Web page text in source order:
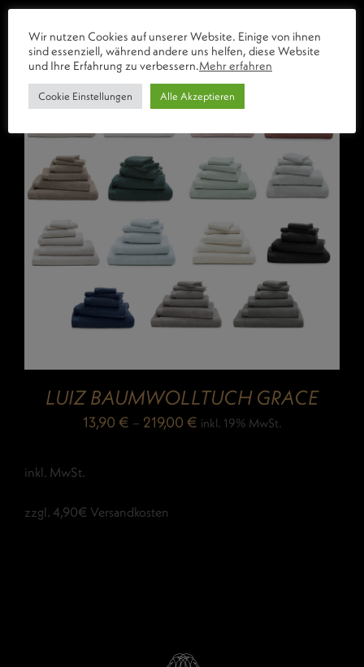
LUIZ BAUMWOLLTUCH GRACE
13,90 € – 219,00 € inkl. 19% MwSt.
inkl. MwSt.
zzgl. 4,90€ Versandkosten
Wir nutzen Cookies auf unserer Website. Einige von ihnen
sind essenziell, während andere uns helfen, diese Website
und Ihre Erfahrung zu verbessern.Mehr erfahren
Cookie Einstellungen Alle Akzeptieren